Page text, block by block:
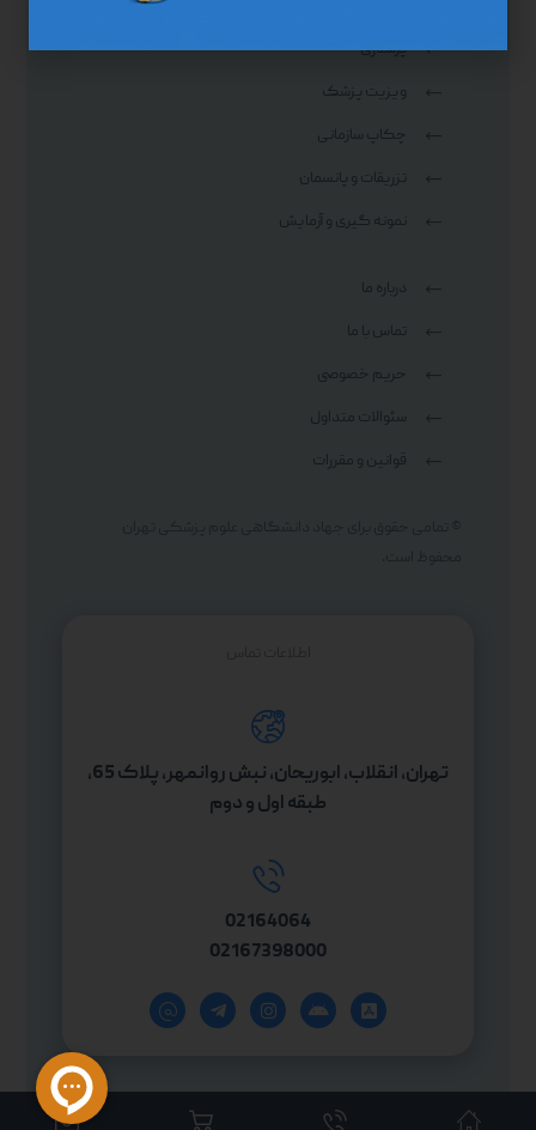
پرستاری
ویزیت پزشک
چکاپ سازمانی
تزریقات و پانسمان
نمونه گیری و آزمایش
درباره ما
تماس با ما
حریم خصوصی
سئوالات متداول
قوانین و مقررات
اطلاعات تماس
تهران، انقلاب، ابوریحان، نبش روانمهر، پلاک 65،
طبقه اول و دوم
02164064
02167398000